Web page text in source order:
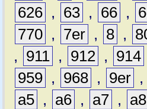
626 , 63 , 66 ,
770 , 7er , 8 ,
,
911 , 912 , 914
959 , 968 , 9er ,
a5 , a6 , a7 , a8